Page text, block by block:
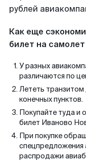
рублей
Как еще
билет на
У разных
различаются по
Лететь
конечных пунктов.
Покупайте туда и
билет Иваново
При покупке
спецпредложения
распродажи